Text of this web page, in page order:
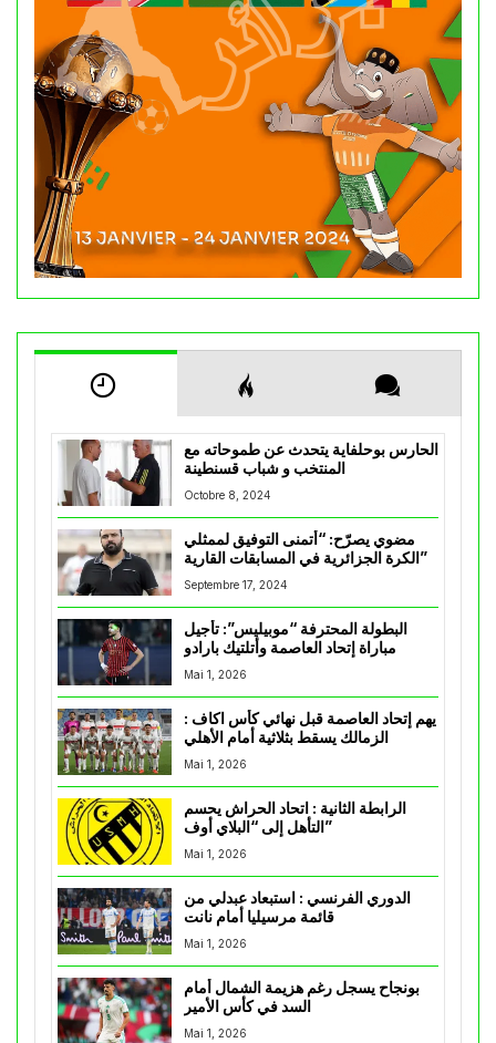
الحارس بوحلفاية يتحدث عن طموحاته مع
المنتخب و شباب قسنطينة
Octobre 8, 2024
مضوي يصرّح: “أتمنى التوفيق لممثلي
الكرة الجزائرية في المسابقات القارية”
Septembre 17, 2024
البطولة المحترفة “موبيليس”: تأجيل
مباراة إتحاد العاصمة وأتلتيك بارادو
Mai 1, 2026
يهم إتحاد العاصمة قبل نهائي كأس اكاف :
Mai 1, 2026
الرابطة الثانية : اتحاد الحراش يحسم
التأهل إلى “البلاي أوف”
Mai 1, 2026
الدوري الفرنسي : استبعاد عبدلي من
قائمة مرسيليا أمام نانت
Mai 1, 2026
بونجاح يسجل رغم هزيمة الشمال أمام
السد في كأس الأمير
Mai 1, 2026